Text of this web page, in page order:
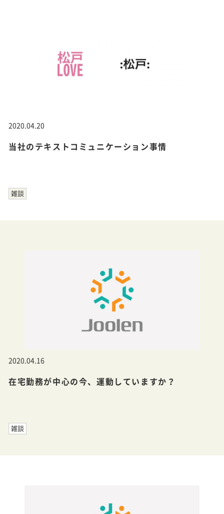
2020.04.20
当社のテキストコミュニケーション事情
雑談
2020.04.16
在宅勤務が中心の今、運動していますか？
雑談